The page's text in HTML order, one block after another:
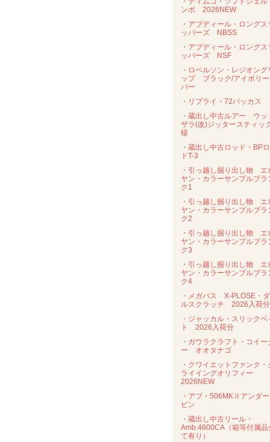
ンボ 2026NEW
・アブディール・ロングス
ッパーズ NBSS
・アブディール・ロングス
ッパーズ NSF
・ロベルソン・レジオング
ップ ブラック/アイボリー
バー
・リプライ・72バッカス
・蔵出し中古ルアー ウッ
ザラ(改)ジッタースティッ
様
・蔵出し中古ロッド・BP
ドT-3
・引っ越し掘り出し物 エ
ヤン・カラーサンプルブラ
ク1
・引っ越し掘り出し物 エ
ヤン・カラーサンプルブラ
ク2
・引っ越し掘り出し物 エ
ヤン・カラーサンプルブラ
ク3
・引っ越し掘り出し物 エ
ヤン・カラーサンプルブラ
ク4
・メガバス X-PLOSE・
ルスクラッチ 2026入荷分
・ジャッカル・スリックベ
ト 2026入荷分
・ガウラクラフト・コイー
ー オオタナゴ
・クワイエットファンク・
ライイングオリフィー
2026NEW
・アブ・506MKⅡアンダ
ピン
・蔵出し中古リール・
Amb.4600CA（箱等付属品
て有り）